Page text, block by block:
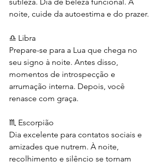
noite, cuide da autoestima e do prazer.
♎ Libra
Prepare-se para a Lua que chega no
seu signo à noite. Antes disso,
momentos de introspecção e
arrumação interna. Depois, você
renasce com graça.
♏ Escorpião
Dia excelente para contatos sociais e
amizades que nutrem. À noite,
recolhimento e silêncio se tornam